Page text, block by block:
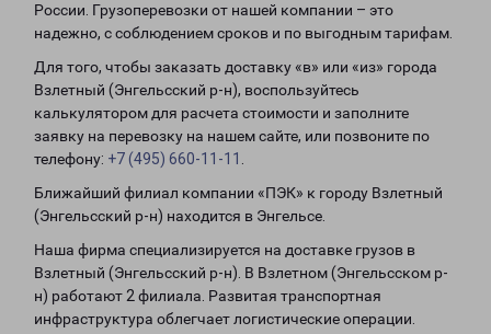
России. Грузоперевозки от нашей компании – это
надежно, с соблюдением сроков и по выгодным тарифам.
Для того, чтобы заказать доставку «в» или «из» города
Взлетный (Энгельсский р-н), воспользуйтесь
калькулятором для расчета стоимости и заполните
заявку на перевозку на нашем сайте, или позвоните по
телефону: +7 (495) 660-11-11
Ближайший филиал компании «ПЭК» к городу Взлетный
(Энгельсский р-н) находится в Энгельсе.
Наша фирма специализируется на доставке грузов в
Взлетный (Энгельсский р-н). В Взлетном (Энгельсском р-
н) работают 2 филиала. Развитая транспортная
инфраструктура облегчает логистические операции.